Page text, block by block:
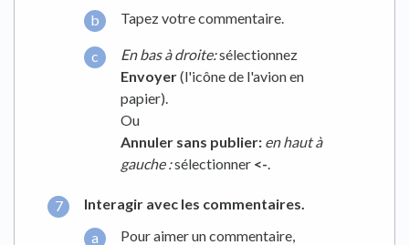
Tapez votre commentaire.
En bas à droite:sélectionnez
Envoyer(l'icône de l'avion en
papier).
Ou
Annuler sans publier: en haut à
gauche :sélectionner <-.
Interagir avec les commentaires.
Pour aimer un commentaire,